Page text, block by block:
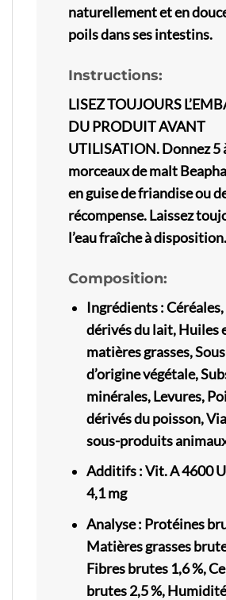
naturellement et en
poils dans ses intestins.
Instructions:
LISEZ TOUJOURS
DU PRODUIT AVANT
UTILISATION. Donnez 5
morceaux de malt
en guise de friandise ou
récompense. Laissez
l’eau fraîche à disposition.
Composition:
Ingrédients:
dérivés du lait, Huiles
matières grasses,
d’origine végétale,
minérales, Levures,
dérivés du poisson,
sous-produits
Additifs:Vit. A 4600
4,1 mg
Analyse: Protéines
Matières grasses
Fibres brutes 1,6 %,
brutes 2,5 %, Humidité